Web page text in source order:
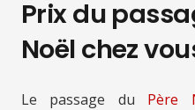
Prix du
Noël chez
Le passage du Père